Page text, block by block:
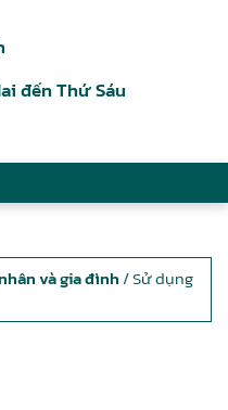
đến Thứ Sáu
và gia đình / Sử dụng